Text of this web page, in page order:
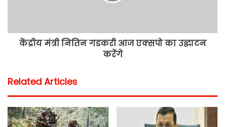
केंद्रीय मंत्री नितिन गडकरी आज एक्सपो का उद्घाटन
करेंगे
Related Articles